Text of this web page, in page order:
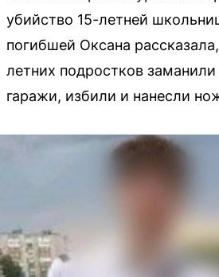
убийство 15-летней
погибшей Оксана
летних подростков заманили
гаражи, избили и нанесли